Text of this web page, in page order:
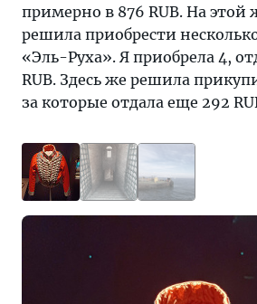
примерно в 876 RUB. На этой
решила приобрести
«Эль-Руха». Я приобрела 4,
RUB. Здесь же решила
за которые отдала еще 292